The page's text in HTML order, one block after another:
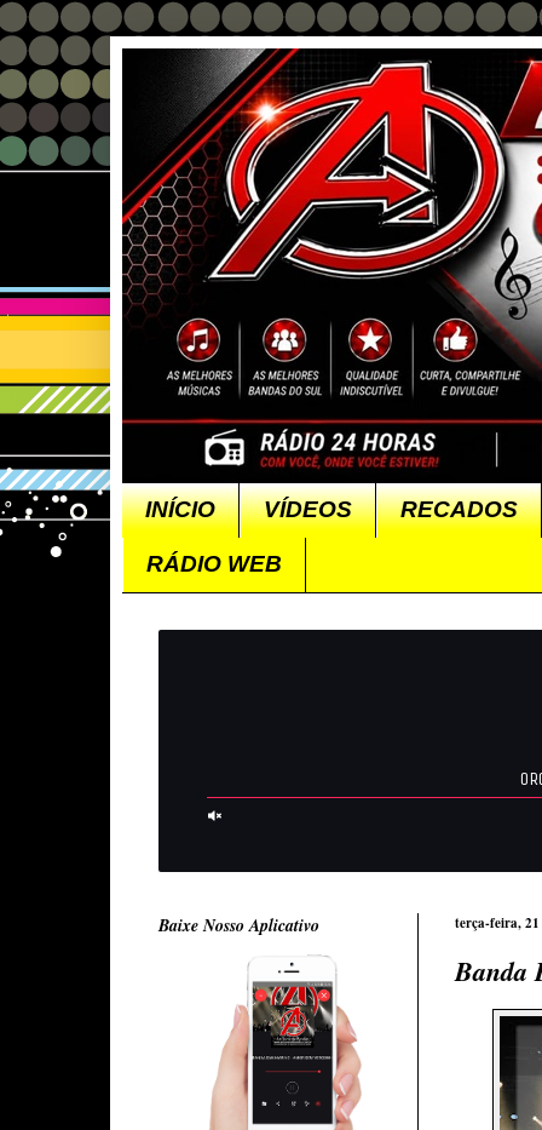
INÍCIO VÍDEOS RECADOS
RÁDIO WEB
terça-feira,
Banda
Baixe Nosso Aplicativo